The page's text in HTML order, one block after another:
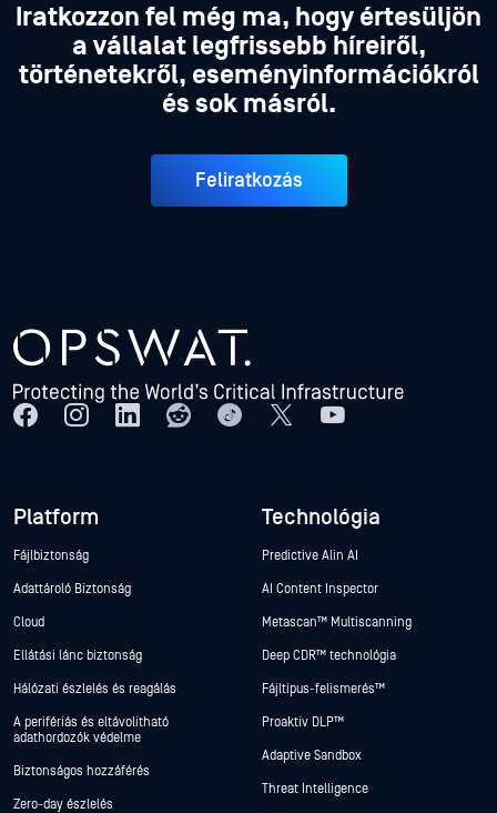
Iratkozzon fel még ma, hogy értesüljön
a vállalat legfrissebb híreiről,
történetekről, eseményinformációkról
és sok másról.
Feliratkozás
Platform
Fájlbiztonság
Adattároló Biztonság
Cloud
Ellátási lánc biztonság
Hálózati észlelés és reagálás
A perifériás és eltávolítható
adathordozók védelme
Biztonságos hozzáférés
Zero-day észlelés
Technológia
Predictive Alin AI
AI Content Inspector
Metascan™ Multiscanning
Deep CDR™ technológia
Fájltípus-felismerés™
Proaktív DLP™
Adaptive Sandbox
Threat Intelligence